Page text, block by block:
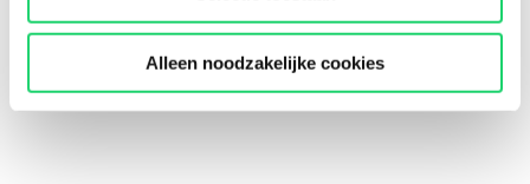
Alleen noodzakelijke cookies